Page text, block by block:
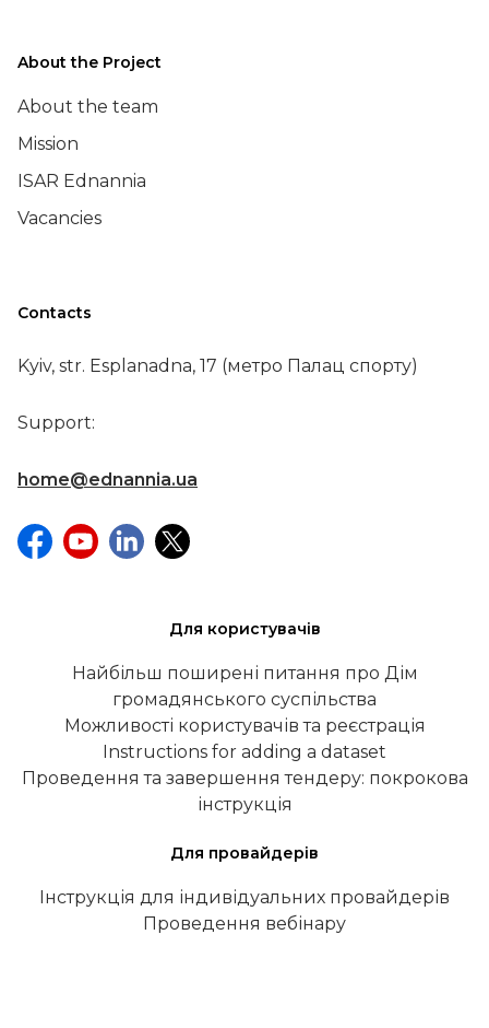
About the Project
About the team
Mission
ISAR Ednannia
Vacancies
Contacts
Kyiv, str. Esplanadna, 17 (метро Палац спорту)
Support:
home@ednannia.ua
Для користувачів
Найбільш поширені питання про Дім
громадянського суспільства
Можливості користувачів та реєстрація
Instructions for adding a dataset
Проведення та завершення тендеру: покрокова
інструкція
Для провайдерів
Інструкція для індивідуальних провайдерів
Проведення вебінару